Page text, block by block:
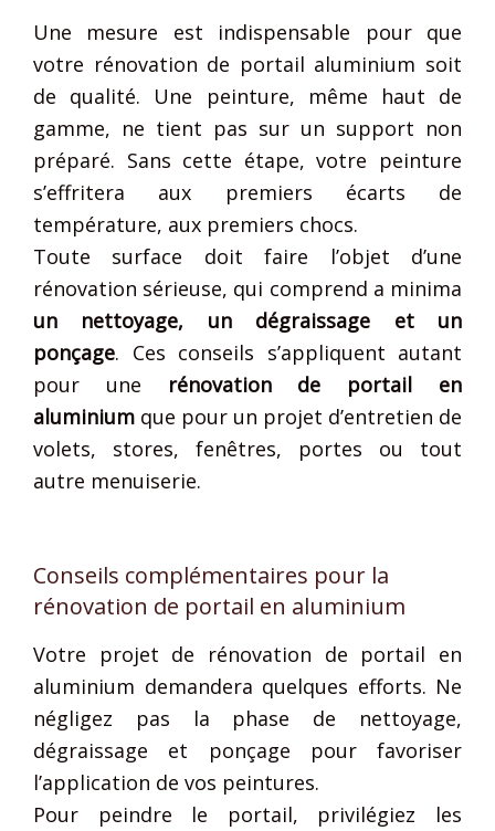
Une mesure est indispensable pour que
votre rénovation de portail aluminium soit
de qualité. Une peinture, même haut de
gamme, ne tient pas sur un support non
préparé. Sans cette étape, votre peinture
s’effritera aux premiers écarts de
température, aux premiers chocs.
Toute surface doit faire l’objet d’une
rénovation sérieuse, qui comprend a minima
un nettoyage, un dégraissage et un
ponçage. Ces conseils s’appliquent autant
pour une rénovation de portail en
aluminium que pour un projet d’entretien de
volets, stores, fenêtres, portes ou tout
autre menuiserie.
Conseils complémentaires pour la
rénovation de portail en aluminium
Votre projet de rénovation de portail en
aluminium demandera quelques efforts. Ne
négligez pas la phase de nettoyage,
dégraissage et ponçage pour favoriser
l’application de vos peintures.
Pour peindre le portail, privilégiez les